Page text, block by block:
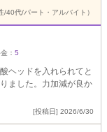
/40代/パート・アルバイト）
： 5
ヘッドを入れられてと
ました。力加減が良か
[投稿日] 2026/6/30